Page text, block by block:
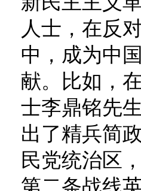
人士，在反
中，成为中
献。比如，
士李鼎铭先
出了精兵简
民党统治区
第二条战线